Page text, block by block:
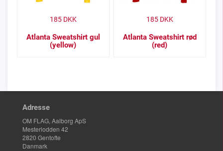
Atlanta Sweatshirt gul
(yellow)
185DKK
Atlanta Sweatshirt rød
(red)
185DKK
Adresse
OM FLAG, Aalborg ApS
Mesterlodden 42
2820 Gentofte
Danmark